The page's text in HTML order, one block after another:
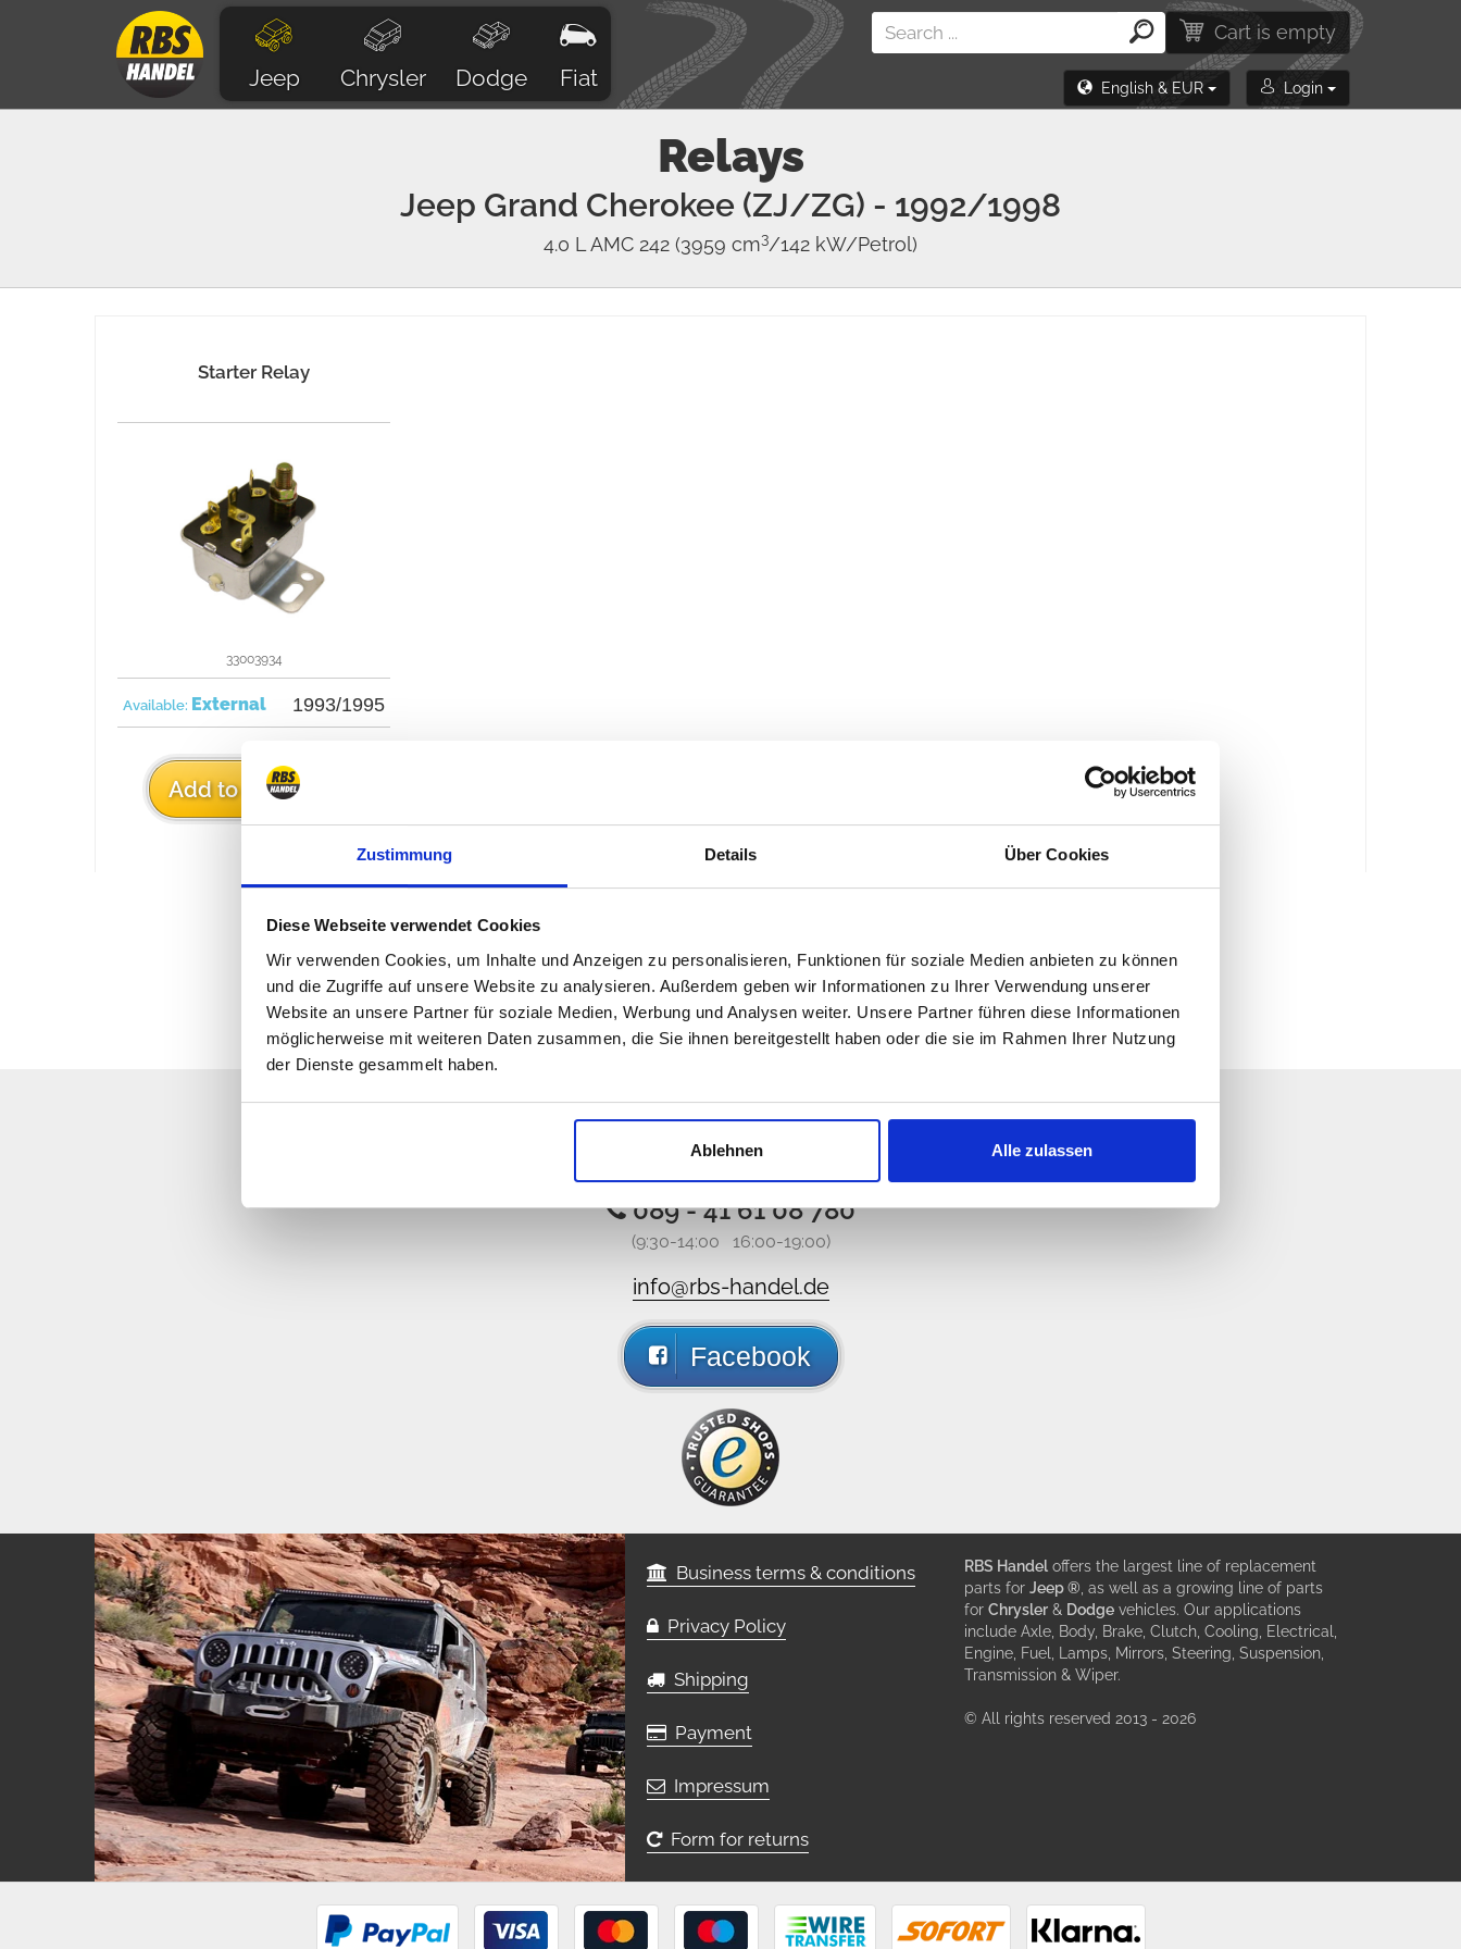
Zustimmung Details Über Cookies
Diese Webseite verwendet Cookies
Wir verwenden Cookies, um Inhalte und Anzeigen zu personalisieren, Funktionen für soziale Medien anbieten zu können
und die Zugriffe auf unsere Website zu analysieren. Außerdem geben wir Informationen zu Ihrer Verwendung unserer
Website an unsere Partner für soziale Medien, Werbung und Analysen weiter. Unsere Partner führen diese Informationen
möglicherweise mit weiteren Daten zusammen, die Sie ihnen bereitgestellt haben oder die sie im Rahmen Ihrer Nutzung
der Dienste gesammelt haben.
Ablehnen Alle zulassen
Jeep Chrysler Dodge Fiat
Cart is empty
English & EUR Login
Relays
Jeep Grand Cherokee (ZJ/ZG) - 1992/1998
4.0 L AMC 242 (3959 cm3/142 kW/Petrol)
Starter Relay
33003934
Available: External 1993/1995
Add to cart €29
All prices include VAT
Sorry, Hotline not available, write us!
Call us, e-mail us, social us, you get an answer ASAP
089 - 41 61 08 780
(9:30-14:00 16:00-19:00)
info@rbs-handel.de
Facebook
Business terms & conditions
Privacy Policy
Shipping
Payment
Impressum
Form for returns
RBS Handel offers the largest line of replacement
parts for Jeep ®, as well as a growing line of parts
for Chrysler & Dodge vehicles. Our applications
include Axle, Body, Brake, Clutch, Cooling, Electrical,
Engine, Fuel, Lamps, Mirrors, Steering, Suspension,
Transmission & Wiper.
© All rights reserved 2013 - 2026